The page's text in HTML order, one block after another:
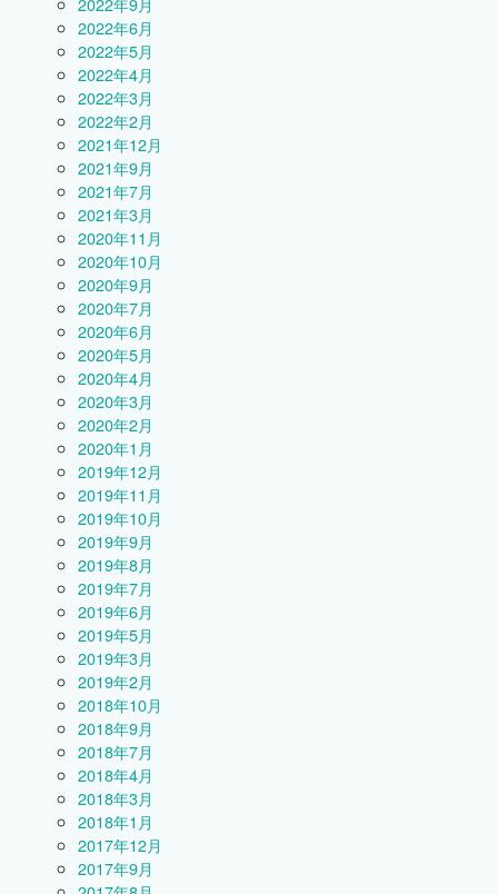
2022年6月
2022年5月
2022年4月
2022年3月
2022年2月
2021年12月
2021年9月
2021年7月
2021年3月
2020年11月
2020年10月
2020年9月
2020年7月
2020年6月
2020年5月
2020年4月
2020年3月
2020年2月
2020年1月
2019年12月
2019年11月
2019年10月
2019年9月
2019年8月
2019年7月
2019年6月
2019年5月
2019年3月
2019年2月
2018年10月
2018年9月
2018年7月
2018年4月
2018年3月
2018年1月
2017年12月
2017年9月